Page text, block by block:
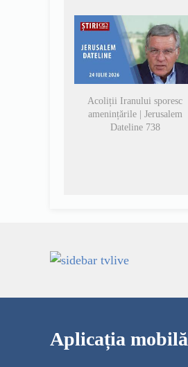
Acoliții Iranului sporesc
amenințările | Jerusalem
Dateline 738
Aplicația mobilă